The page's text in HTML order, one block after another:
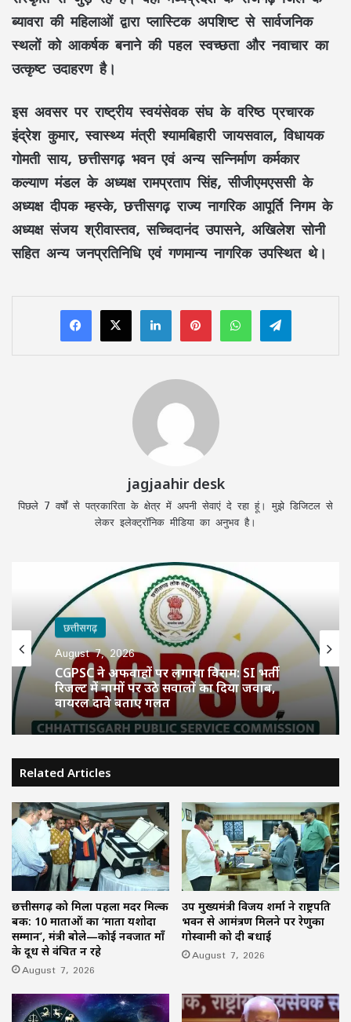
ब्यावराकी महिलाओं द्वाराप्लास्टिक अपशिष्टसे सार्वजनिक
स्थलों को आकर्षक बनाने की पहलस्वच्छताऔरनवाचारका
उत्कृष्ट उदाहरण है।
इस अवसर परराष्ट्रीय स्वयंसेवक संघके वरिष्ठ प्रचारक
इंद्रेश कुमार, स्वास्थ्य मंत्रीश्यामबिहारी जायसवाल, विधायक
गोमती साय,छत्तीसगढ़ भवन एवं अन्य सन्निर्माण कर्मकार
कल्याण मंडलके अध्यक्षरामप्रताप सिंह,सीजीएमएससीके
अध्यक्षदीपक म्हस्के,छत्तीसगढ़ राज्य नागरिक आपूर्ति निगमके
अध्यक्षसंजय श्रीवास्तव,सच्चिदानंद उपासने, अखिलेश सोनी
सहित अन्य जनप्रतिनिधि एवं गणमान्य नागरिक उपस्थित थे।
LinkedInPinterestWhatsAppTelegram
jagjaahir desk
पिछले 7 वर्षों से पत्रकारिता के क्षेत्र में अपनी सेवाएं दे रहा हूं। मुझे डिजिटल से
लेकर इलेक्ट्रॉनिक मीडिया का अनुभव है।
छत्तीसगढ़
August 7, 2026
CGPSC ने अफवाहों पर लगाया विराम: SI भर्ती
रिजल्ट में नामों पर उठे सवालों का दिया जवाब,
वायरल दावे बताए गलत
Related Articles
छत्तीसगढ़ को मिला पहला मदर मिल्क
बैंक: 10 माताओं का ‘माता यशोदा
सम्मान’, मंत्री बोले—कोई नवजात माँ
के दूध से वंचित न रहे
August 7, 2026
उप मुख्यमंत्री विजय शर्मा ने राष्ट्रपति
भवन से आमंत्रण मिलने पर रेणुका
गोस्वामी को दी बधाई
August 7, 2026